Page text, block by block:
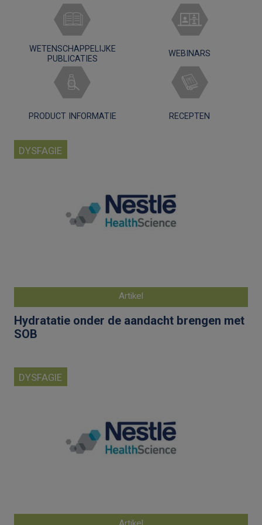
WETENSCHAPPELIJKE
PUBLICATIES
WEBINARS
PRODUCT INFORMATIE RECEPTEN
DYSFAGIE
Artikel
Hydratatie onder de aandacht brengen met
SOB
DYSFAGIE